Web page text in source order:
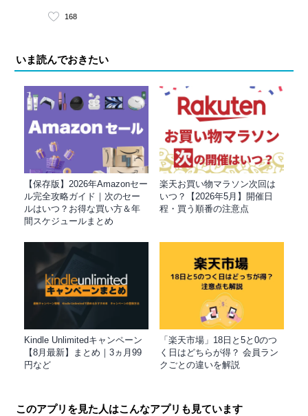
168
いま読んでおきたい
【保存版】2026年Amazonセー
ル完全攻略ガイド｜次のセー
ルはいつ？お得な買い方＆年
間スケジュールまとめ
楽天お買い物マラソン次回は
いつ？【2026年5月】開催日
程・買う順番の注意点
Kindle Unlimitedキャンペーン
【8月最新】まとめ｜3ヵ月99
円など
「楽天市場」18日と5と0のつ
く日はどちらが得？ 会員ラン
クごとの違いを解説
このアプリを見た人はこんなアプリも見ています